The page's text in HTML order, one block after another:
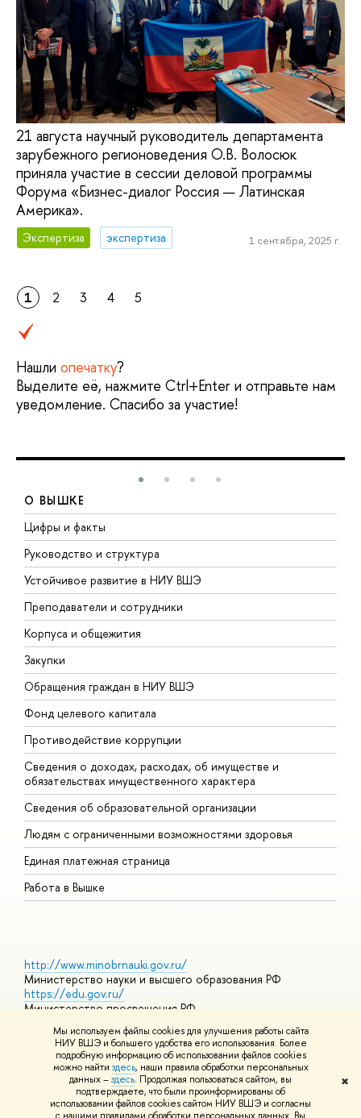
Мы используем файлы cookies для улучшения работы сайта
НИУ ВШЭ и большего удобства его использования. Более
подробную информацию об использовании файлов cookies
можно найти здесь, наши правила обработки персональных
данных –здесь. Продолжая пользоваться сайтом, вы
подтверждаете, что были проинформированы об
использовании файлов cookies сайтом НИУ ВШЭ и согласны
✖
21 августа научный руководитель департамента
зарубежного регионоведения О.В. Волосюк
приняла участие в сессии деловой программы
Форума «Бизнес-диалог Россия — Латинская
Америка».
Экспертиза экспертиза 1 сентября, 2025 г.
1 2 3 4 5
Нашли опечатку?
Выделите её, нажмите Ctrl+Enter и отправьте нам
уведомление. Спасибо за участие!
О ВЫШКЕ
Цифры и факты
Руководство и структура
Устойчивое развитие в НИУ ВШЭ
Преподаватели и сотрудники
Корпуса и общежития
Закупки
Обращения граждан в НИУ ВШЭ
Фонд целевого капитала
Противодействие коррупции
Сведения о доходах, расходах, об имуществе и
обязательствах имущественного характера
Сведения об образовательной организации
Людям с ограниченными возможностями здоровья
Единая платежная страница
Работа в Вышке
http://www.minobrnauki.gov.ru/
Министерство науки и высшего образования РФ
https://edu.gov.ru/
Министерство просвещения РФ
https://elearning.hse.ru/mooc
Массовые открытые онлайн-курсы
© НИУ ВШЭ 1993–2026 Адреса и контактыУсловия
использования материалов Политика конфиденциальности